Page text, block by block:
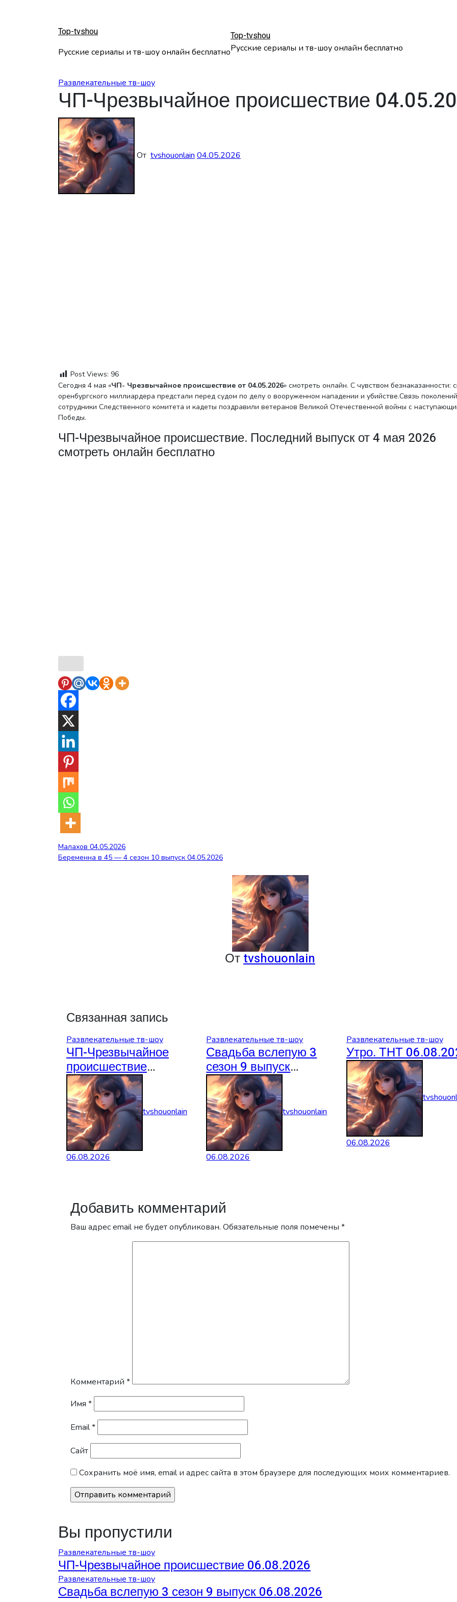
Top-tvshou
Русские сериалы и тв-шоу онлайн бесплатно
Top-tvshou
Русские сериалы и тв-шоу онлайн бесплатно
Развлекательные тв-шоу
ЧП-Чрезвычайное происшествие
От tvshouonlain 04.05.2026
Post Views: 96
Сегодня 4 мая «ЧП- Чрезвычайное происшествие от 04.05.2026» смотреть онлайн. С чувством безнаказанности:
оренбургского миллиардера предстали перед судом по делу о вооруженном нападении и убийстве.Связь
сотрудники Следственного комитета и кадеты поздравили ветеранов Великой Отечественной войны с
Победы.
ЧП-Чрезвычайное происшествие. Последний выпуск от 4 мая 2026
смотреть онлайн бесплатно
Навигация
по
Малахов 04.05.2026
Беременна в 45 — 4 сезон 10 выпуск 04.05.2026
От tvshouonlain
Связанная запись
Развлекательные тв-шоу
ЧП-Чрезвычайное
происшествие
06.08.2026
tvshouonlain
06.08.2026
Развлекательные тв-шоу
Свадьба вслепую 3
сезон 9 выпуск
06.08.2026
tvshouonlain
06.08.2026
Развлекательные тв-шоу
Утро. ТНТ
06.08.2026
Добавить комментарий
Ваш адрес email не будет опубликован. Обязательные поля помечены *
Комментарий *
Имя *
Email*
Сайт
Сохранить моё имя, email и адрес сайта в этом браузере для последующих моих комментариев.
Вы пропустили
Развлекательные тв-шоу
ЧП-Чрезвычайное происшествие 06.08.2026
Развлекательные тв-шоу
Свадьба вслепую 3 сезон 9 выпуск 06.08.2026